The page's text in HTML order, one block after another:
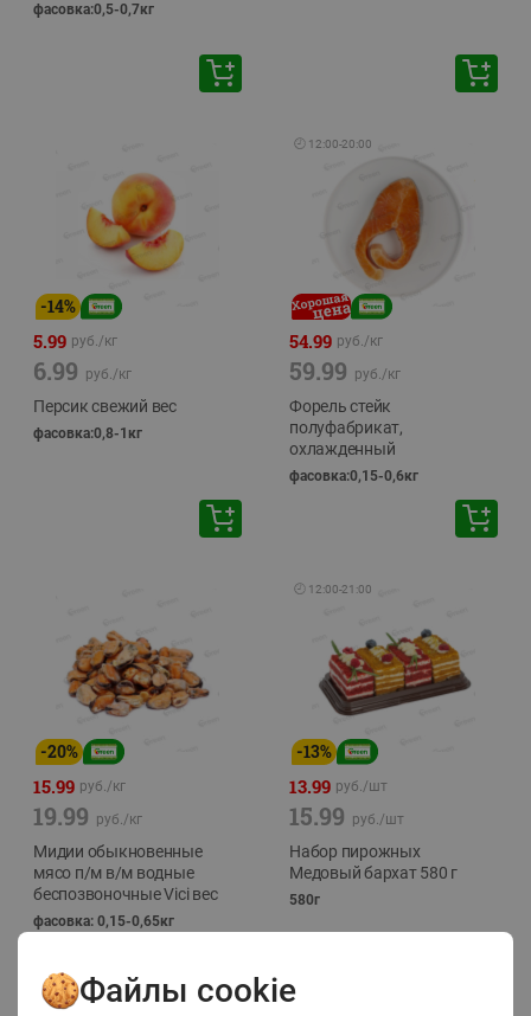
фасовка:0,5-0,7кг
-14%
5.99 руб./кг
6.99 руб./кг
Персик свежий вес
фасовка:0,8-1кг
🕘 12:00-20:00
54.99 руб./кг
59.99 руб./кг
Форель стейк
полуфабрикат,
охлажденный
фасовка:0,15-0,6кг
-20%
15.99 руб./кг
19.99 руб./кг
Мидии обыкновенные
мясо п/м в/м водные
беспозвоночные Vici вес
фасовка: 0,15-0,65кг
🕘 12:00-21:00
-13%
13.99 руб./шт
15.99 руб./шт
Набор пирожных
Медовый бархат 580 г
580г
Файлы cookie